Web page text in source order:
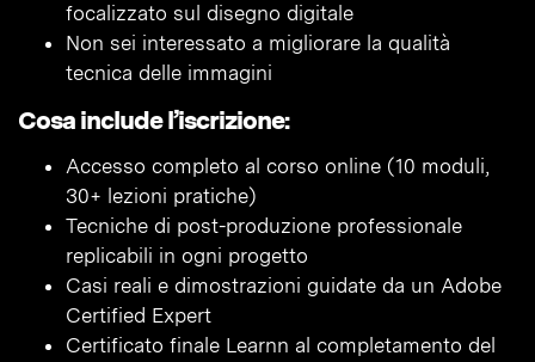
focalizzato sul disegno digitale
Non sei interessato a migliorare la qualità
tecnica delle immagini
Cosa include l’iscrizione:
Accesso completo al corso online (10 moduli,
30+ lezioni pratiche)
Tecniche di post-produzione professionale
replicabili in ogni progetto
Casi reali e dimostrazioni guidate da un Adobe
Certified Expert
Certificato finale Learnn al completamento del